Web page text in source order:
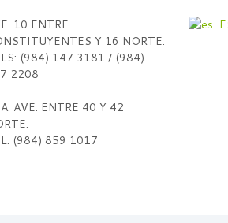
10 ENTRE
Y 16 NORTE.
(984) 147 3181 / (984)
2208
AVE. ENTRE 40 Y 42
(984) 859 1017